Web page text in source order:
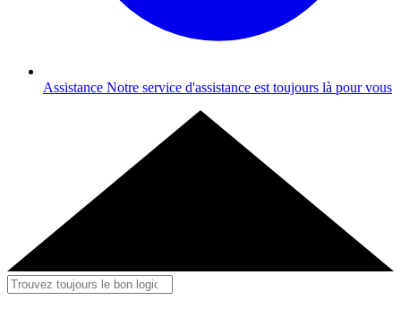
Assistance Notre service d'assistance est toujours là pour vous